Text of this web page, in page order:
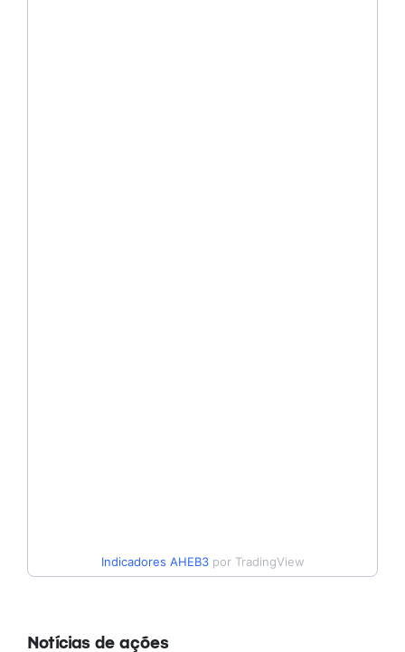
Indicadores AHEB3 por TradingView
Notícias de ações